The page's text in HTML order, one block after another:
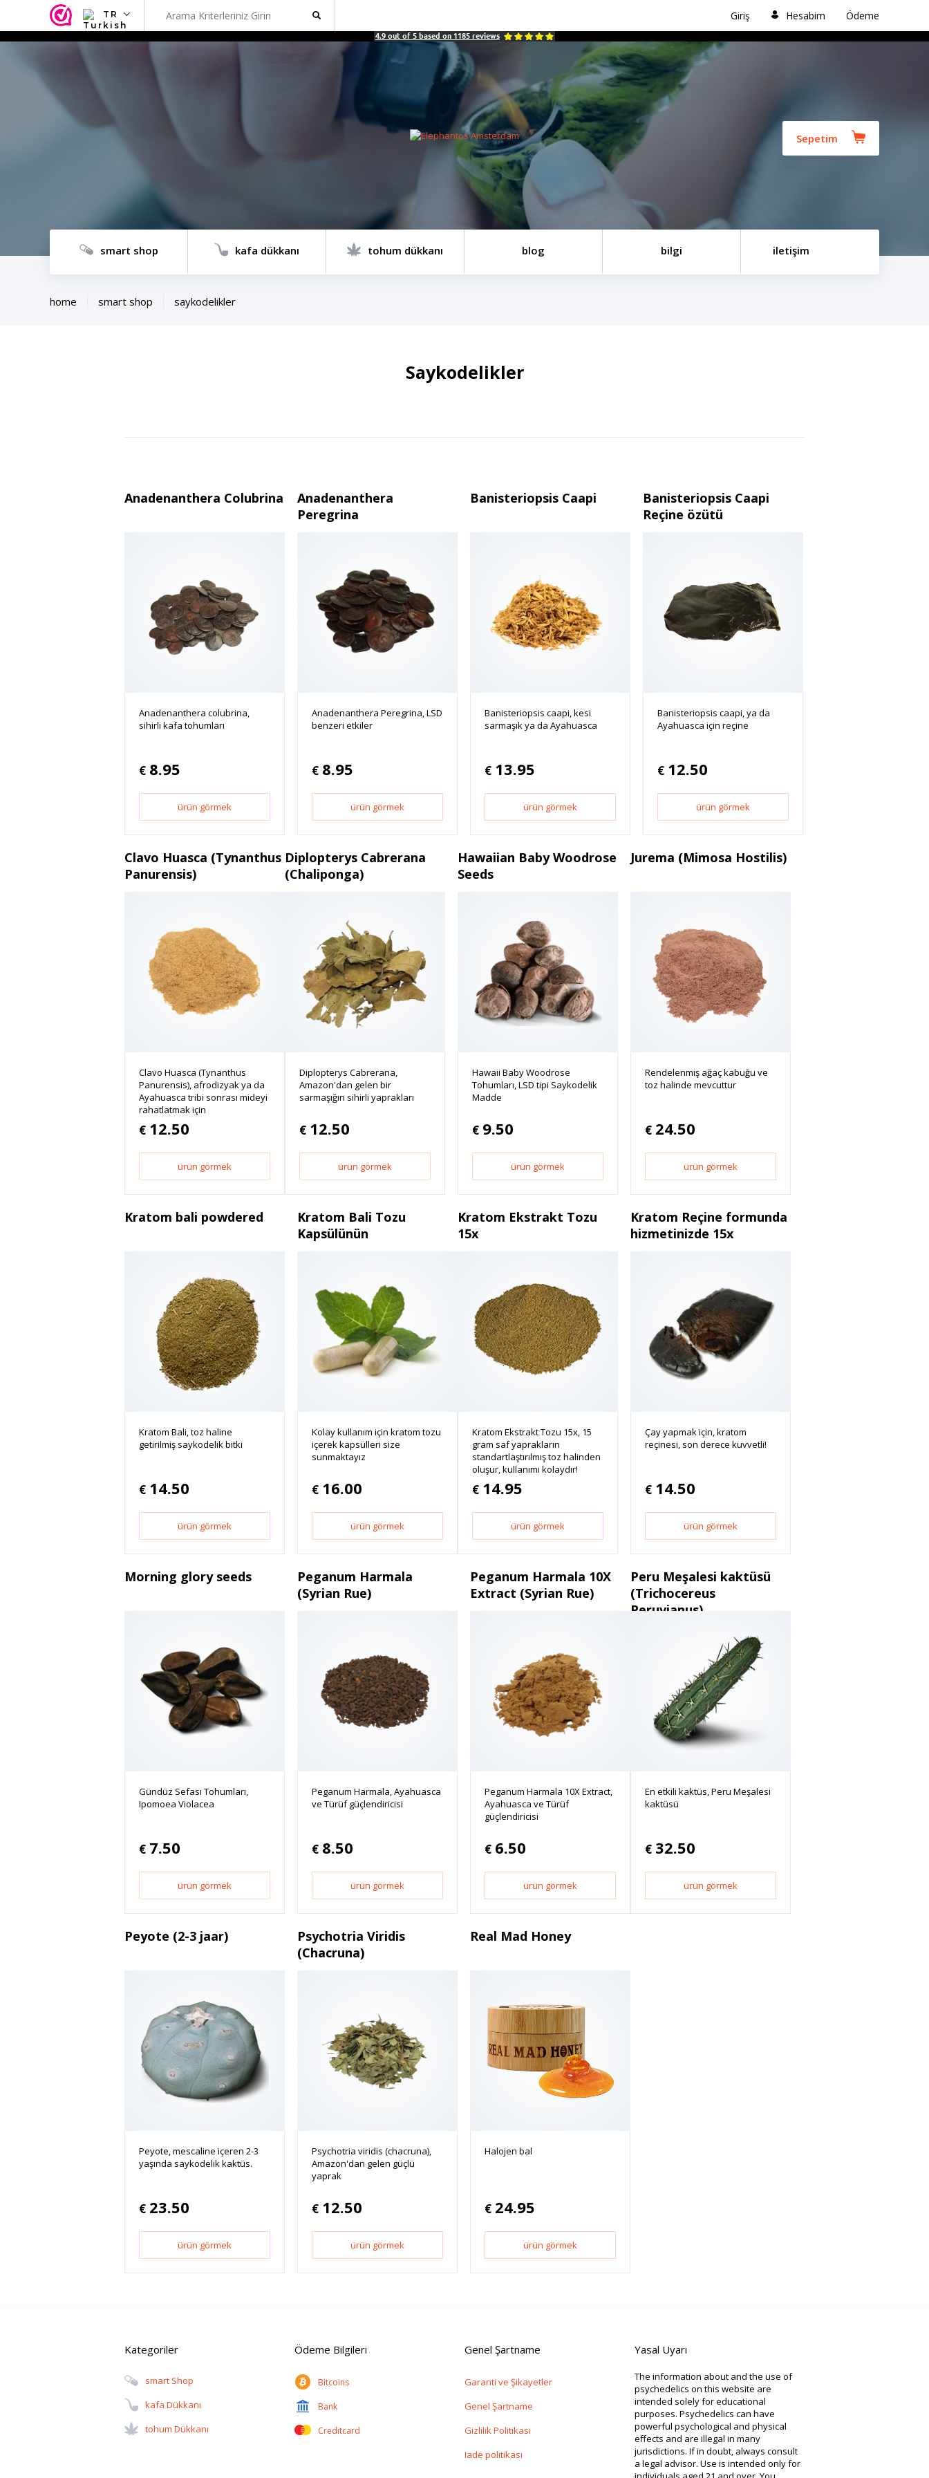
TR Giriş Hesabim Ödeme
4.9 out of 5 based on 1185 reviews
Sepetim
smart shop kafa dükkanı tohum dükkanı blog bilgi iletişim
home smart shop saykodelikler
Saykodelikler
Anadenanthera Colubrina
Anadenanthera colubrina,
sihirli kafa tohumları
€ 8.95
ürün görmek
Anadenanthera
Peregrina
Anadenanthera Peregrina, LSD
benzeri etkiler
€ 8.95
ürün görmek
Banisteriopsis Caapi
Banisteriopsis caapi, kesi
sarmaşık ya da Ayahuasca
€ 13.95
ürün görmek
Banisteriopsis Caapi
Reçine özütü
Banisteriopsis caapi, ya da
Ayahuasca için reçine
€ 12.50
ürün görmek
Clavo Huasca (Tynanthus
Panurensis)
Clavo Huasca (Tynanthus
Panurensis), afrodizyak ya da
Ayahuasca tribi sonrası mideyi
rahatlatmak için
€ 12.50
ürün görmek
Diplopterys Cabrerana
(Chaliponga)
Diplopterys Cabrerana,
Amazon'dan gelen bir
sarmaşığın sihirli yaprakları
€ 12.50
ürün görmek
Hawaiian Baby Woodrose
Seeds
Hawaii Baby Woodrose
Tohumları, LSD tipi Saykodelik
Madde
€ 9.50
ürün görmek
Jurema (Mimosa Hostilis)
Rendelenmiş ağaç kabuğu ve
toz halinde mevcuttur
€ 24.50
ürün görmek
Kratom bali powdered
Kratom Bali, toz haline
getirilmiş saykodelik bitki
€ 14.50
ürün görmek
Kratom Bali Tozu
Kapsülünün
Kolay kullanım için kratom tozu
içerek kapsülleri size
sunmaktayız
€ 16.00
ürün görmek
Kratom Ekstrakt Tozu
15x
Kratom Ekstrakt Tozu 15x, 15
gram saf yaprakların
standartlaştırılmış toz halinden
oluşur, kullanımı kolaydır!
€ 14.95
ürün görmek
Kratom Reçine formunda
hizmetinizde 15x
Çay yapmak için, kratom
reçinesi, son derece kuvvetli!
€ 14.50
ürün görmek
Morning glory seeds
Gündüz Sefası Tohumları,
Ipomoea Violacea
€ 7.50
ürün görmek
Peganum Harmala
(Syrian Rue)
Peganum Harmala, Ayahuasca
ve Türüf güçlendiricisi
€ 8.50
ürün görmek
Peganum Harmala 10X
Extract (Syrian Rue)
Peganum Harmala 10X Extract,
Ayahuasca ve Türüf
güçlendiricisi
€ 6.50
ürün görmek
Peru Meşalesi kaktüsü
(Trichocereus
Peruvianus)
En etkili kaktüs, Peru Meşalesi
kaktüsü
€ 32.50
ürün görmek
Peyote (2-3 jaar)
Peyote, mescaline içeren 2-3
yaşında saykodelik kaktüs.
€ 23.50
ürün görmek
Psychotria Viridis
(Chacruna)
Psychotria viridis (chacruna),
Amazon'dan gelen güçlü
yaprak
€ 12.50
ürün görmek
Real Mad Honey
Halojen bal
€ 24.95
ürün görmek
Kategoriler
Smart Shop
Kafa Dükkanı
Tohum Dükkanı
Ödeme Bilgileri
Bitcoins
Bank
Creditcard
Genel Şartname
Garanti ve Şikayetler
Genel Şartname
Gizlilik Politikası
Iade politikası
Yasal Uyarı
The information about and the use of
psychedelics on this website are
intended solely for educational
purposes. Psychedelics can have
powerful psychological and physical
effects and are illegal in many
jurisdictions. If in doubt, always consult
a legal advisor. Use is intended only for